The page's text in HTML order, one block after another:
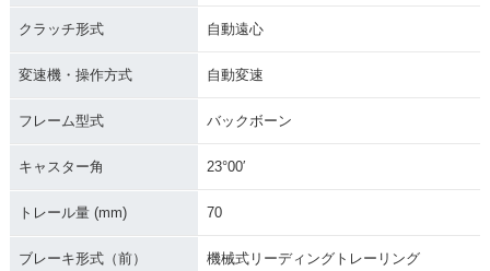
クラッチ形式 自動遠心
変速機・操作方式 自動変速
フレーム型式 バックボーン
キャスター角 23°00′
トレール量 (mm) 70
ブレーキ形式（前） 機械式リーディングトレーリング